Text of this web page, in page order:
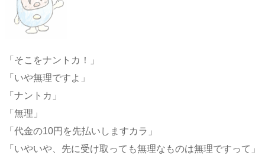
「そこをナントカ！」
「いや無理ですよ」
「ナントカ」
「無理」
「代金の10円を先払いしますカラ」
「いやいや、先に受け取っても無理なものは無理ですって」